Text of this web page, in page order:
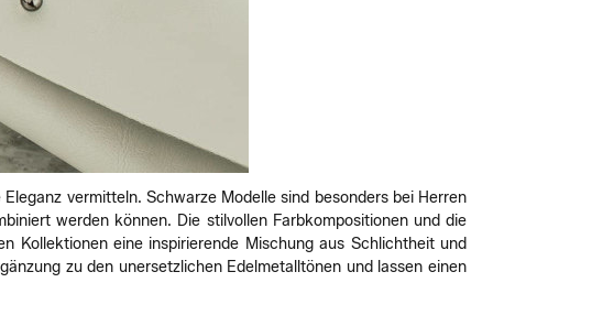
vermitteln. Schwarze Modelle sind besonders bei Herren
werden können. Die stilvollen Farbkompositionen und die
Kollektionen eine inspirierende Mischung aus Schlichtheit und
zu den unersetzlichen Edelmetalltönen und lassen einen